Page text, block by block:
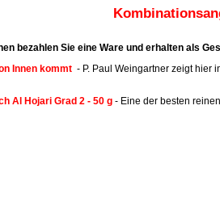
bezahlen Sie eine Ware und erhalten als
Innen kommt - P. Paul Weingartner zeigt hier
Al Hojari Grad 2 - 50 g - Eine der besten